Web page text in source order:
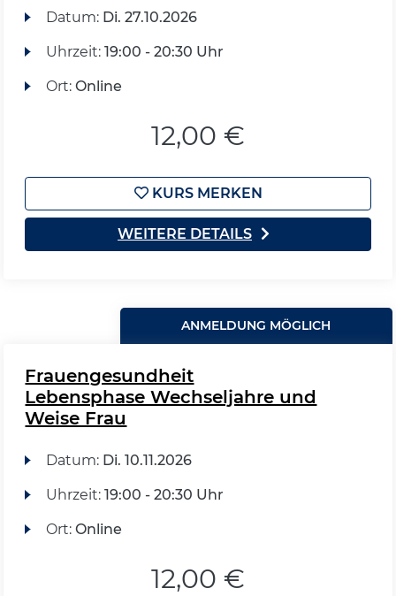
Datum: Di. 27.10.2026
Uhrzeit: 19:00 - 20:30 Uhr
Ort: Online
12,00 €
KURS MERKEN
WEITERE DETAILS
ANMELDUNG MÖGLICH
Frauengesundheit
Lebensphase Wechseljahre und
Weise Frau
Datum: Di. 10.11.2026
Uhrzeit: 19:00 - 20:30 Uhr
Ort: Online
12,00 €